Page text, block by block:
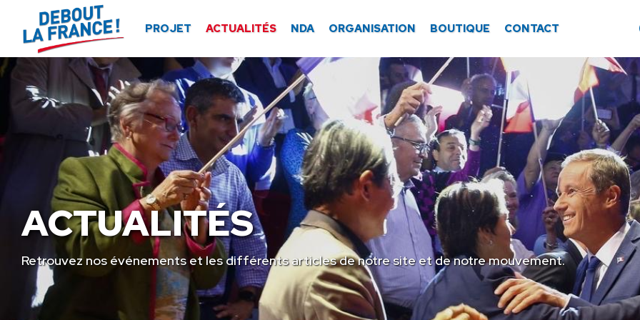
PROJET ACTUALITÉS NDA ORGANISATION BOUTIQUE CONTACT
ACTUALITÉS
Retrouvez nos événements et les différents articles de notre site et de notre mouvement.
Panneau de gestion des cookies